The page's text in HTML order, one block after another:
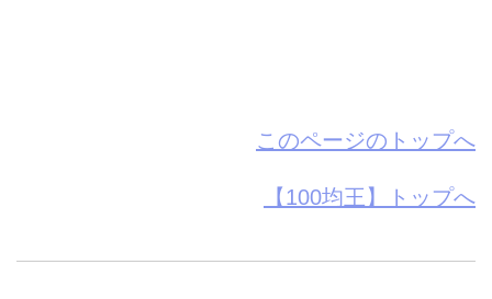
このページのトップへ
【100均王】トップへ